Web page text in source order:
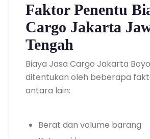
Faktor Penentu
Cargo Jakarta
Tengah
Biaya Jasa Cargo Jakarta
ditentukan oleh beberapa
antara lain:
Berat dan volume barang